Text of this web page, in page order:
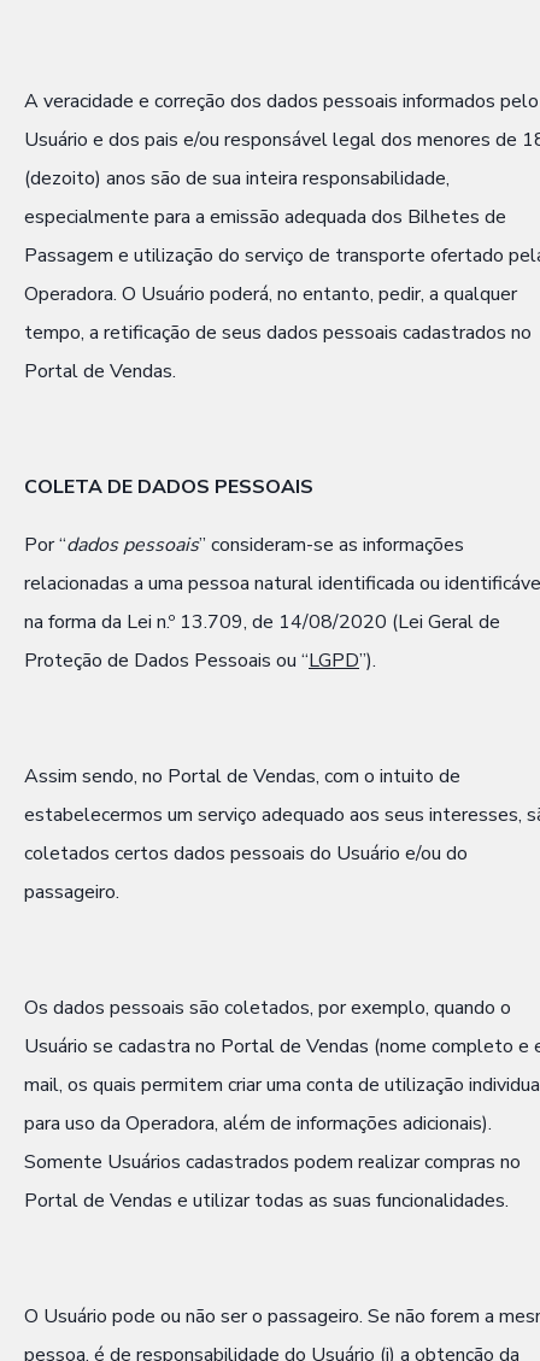
A veracidade e correção dos dados pessoais informados pelo
Usuário e dos pais e/ou responsável legal dos menores de
(dezoito) anos são de sua inteira responsabilidade,
especialmente para a emissão adequada dos Bilhetes de
Passagem e utilização do serviço de transporte ofertado
Operadora. O Usuário poderá, no entanto, pedir, a qualquer
tempo, a retificação de seus dados pessoais cadastrados no
Portal de Vendas.
COLETA DE DADOS PESSOAIS
Por “dados pessoais” consideram-se as informações
relacionadas a uma pessoa natural identificada ou
na forma da Lei n.º 13.709, de 14/08/2020 (Lei Geral de
Proteção de Dados Pessoais ou “LGPD”).
Assim sendo, no Portal de Vendas, com o intuito de
estabelecermos um serviço adequado aos seus interesses,
coletados certos dados pessoais do Usuário e/ou do
passageiro.
Os dados pessoais são coletados, por exemplo, quando o
Usuário se cadastra no Portal de Vendas (nome completo e
mail, os quais permitem criar uma conta de utilização
para uso da Operadora, além de informações adicionais).
Somente Usuários cadastrados podem realizar compras no
Portal de Vendas e utilizar todas as suas funcionalidades.
O Usuário pode ou não ser o passageiro. Se não forem a
pessoa, é de responsabilidade do Usuário (i) a obtenção da